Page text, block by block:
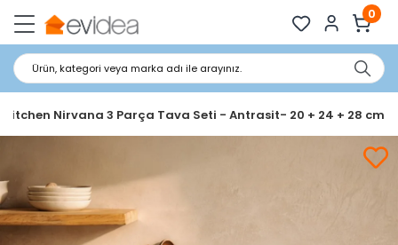
0
Ürün, kategori veya marka adı ile arayınız.
Kitchen Nirvana 3 Parça Tava Seti - Antrasit- 20 + 24 + 28 cm